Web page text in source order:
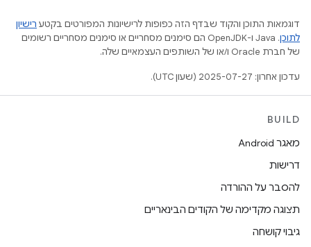
דוגמאות התוכן והקוד שבדף הזה כפופות לרישיונות המפורטים בקטע רישיון
לתוכן
.‏ Java ו-OpenJDK הם סימנים מסחריים או סימנים מסחריים רשומים
של חברת Oracle ו/או של השותפים העצמאיים שלה.
עדכון אחרון: 2025-07-27 (שעון UTC).
BUILD
מאגר Android
דרישות
להסבר על ההורדה
תצוגה מקדימה של הקודים הבינאריים
גיבוי קושחה